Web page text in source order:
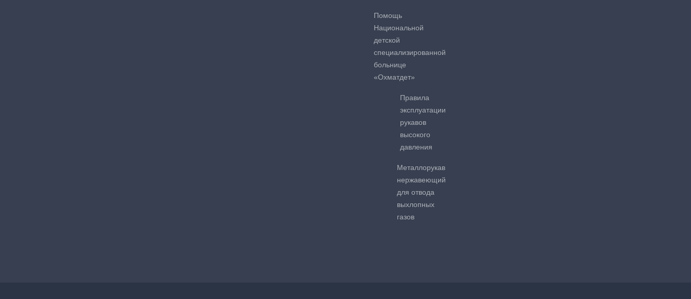
Помощь
Национальной
детской
специализированной
больнице
«Охматдет»
Правила
эксплуатации
рукавов
высокого
давления
Металлорукав
нержавеющий
для отвода
выхлопных
газов